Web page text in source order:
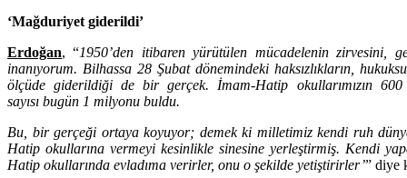
‘Mağduriyet giderildi’
Erdoğan, “1950’den itibaren yürütülen mücadelenin zirvesini,
inanıyorum. Bilhassa 28 Şubat dönemindeki haksızlıkların,
ölçüde giderildiği de bir gerçek. İmam-Hatip okullarımızın
sayısı bugün 1 milyonu buldu.
Bu, bir gerçeği ortaya koyuyor; demek ki milletimiz kendi ruh
Hatip okullarına vermeyi kesinlikle sinesine yerleştirmiş. Kendi
Hatip okullarında evladıma verirler, onu o şekilde yetiştirirler’” diye